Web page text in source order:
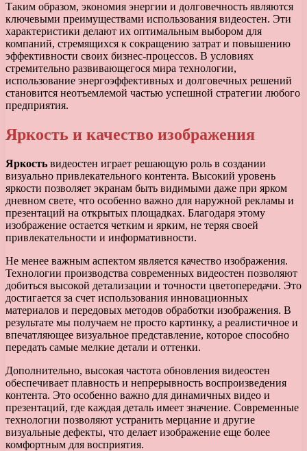
Таким образом, экономия энергии и долговечность являются
ключевыми преимуществами использования видеостен. Эти
характеристики делают их оптимальным выбором для
компаний, стремящихся к сокращению затрат и повышению
эффективности своих бизнес-процессов. В условиях
стремительно развивающегося мира технологии,
использование энергоэффективных и долговечных решений
становится неотъемлемой частью успешной стратегии любого
предприятия.
Яркость и качество изображения
Яркость видеостен играет решающую роль в создании
визуально привлекательного контента. Высокий уровень
яркости позволяет экранам быть видимыми даже при ярком
дневном свете, что особенно важно для наружной рекламы и
презентаций на открытых площадках. Благодаря этому
изображение остается четким и ярким, не теряя своей
привлекательности и информативности.
Не менее важным аспектом является качество изображения.
Технологии производства современных видеостен позволяют
добиться высокой детализации и точности цветопередачи. Это
достигается за счет использования инновационных
материалов и передовых методов обработки изображения. В
результате мы получаем не просто картинку, а реалистичное и
впечатляющее визуальное представление, которое способно
передать самые мелкие детали и оттенки.
Дополнительно, высокая частота обновления видеостен
обеспечивает плавность и непрерывность воспроизведения
контента. Это особенно важно для динамичных видео и
презентаций, где каждая деталь имеет значение. Современные
технологии позволяют устранить мерцание и другие
визуальные дефекты, что делает изображение еще более
комфортным для восприятия.